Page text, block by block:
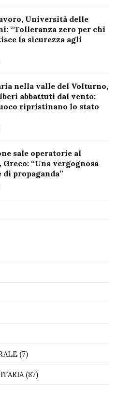
Università delle
“Tolleranza zero per chi
la sicurezza agli
nella valle del Volturno,
abbattuti dal vento:
ripristinano lo stato
sale operatorie al
Greco: “Una vergognosa
di propaganda”
(7)
(87)